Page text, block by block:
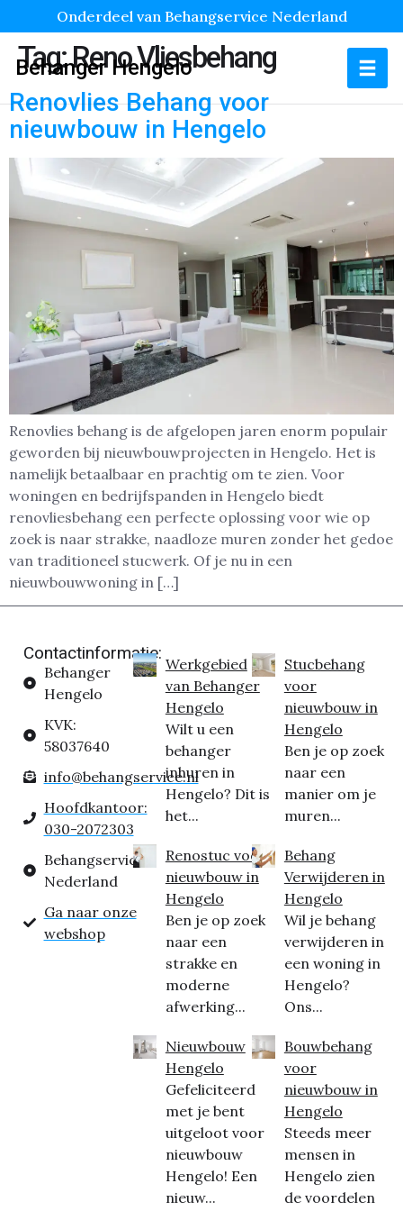
Onderdeel van Behangservice Nederland
Behanger Hengelo
Tag:Reno Vliesbehang
Renovlies Behang voor
nieuwbouw in Hengelo
Renovlies behang is de afgelopen jaren enorm populair
geworden bij nieuwbouwprojecten in Hengelo. Het is
namelijk betaalbaar en prachtig om te zien. Voor
woningen en bedrijfspanden in Hengelo biedt
renovliesbehang een perfecte oplossing voor wie op
zoek is naar strakke, naadloze muren zonder het gedoe
van traditioneel stucwerk. Of je nu in een
nieuwbouwwoning in […]
Contactinformatie:
Behanger
Hengelo
KVK:
58037640
info@behangservice.nl
Hoofdkantoor:
030-2072303
Behangservice
Nederland
Ga naar onze
webshop
Werkgebied
van Behanger
Hengelo
Wilt u een
behanger
inhuren in
Hengelo? Dit is
het...
Renostuc voor
nieuwbouw in
Hengelo
Ben je op zoek
naar een
strakke en
moderne
afwerking...
Nieuwbouw
Hengelo
Gefeliciteerd
met je bent
uitgeloot voor
nieuwbouw
Hengelo! Een
nieuw...
Stucbehang
voor
nieuwbouw in
Hengelo
Ben je op zoek
naar een
manier om je
muren...
Behang
Verwijderen in
Hengelo
Wil je behang
verwijderen in
een woning in
Hengelo?
Ons...
Bouwbehang
voor
nieuwbouw in
Hengelo
Steeds meer
mensen in
Hengelo zien
de voordelen